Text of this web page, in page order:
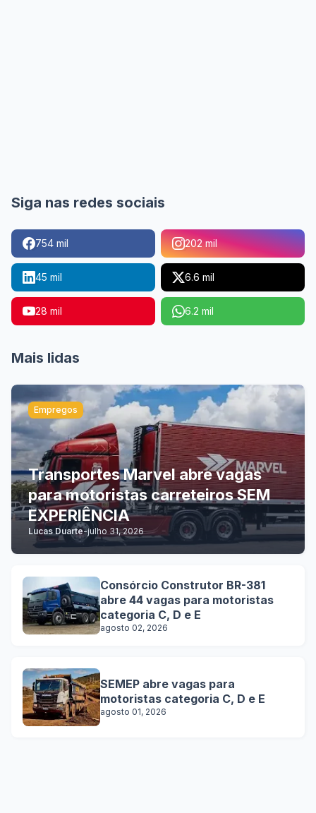
Siga nas redes sociais
754 mil 202 mil
45 mil 6.6 mil
28 mil 6.2 mil
Mais lidas
Empregos
Transportes Marvel abre vagas
para motoristas carreteiros SEM
EXPERIÊNCIA
Lucas Duarte-julho 31, 2026
Consórcio Construtor BR-381
abre 44 vagas para motoristas
categoria C, D e E
agosto 02, 2026
SEMEP abre vagas para
motoristas categoria C, D e E
agosto 01, 2026